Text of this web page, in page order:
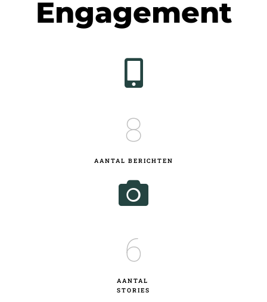
Engagement
AANTAL BERICHTEN
8
AANTAL
STORIES
6